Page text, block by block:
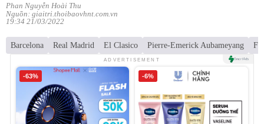
Phan Nguyễn Hoài Thu
Nguồn: giaitri.thoibaovhnt.com.vn
19:34 21/03/2022
Barcelona Real Madrid El Clasico Pierre-Emerick Aubameyang
ADVERTISEMENT
-63% -6%